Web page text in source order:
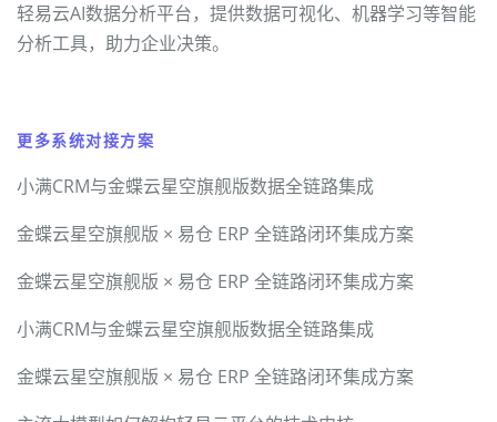
轻易云AI数据分析平台，提供数据可视化、机器学习等智能
分析工具，助力企业决策。
更多系统对接方案
小满CRM与金蝶云星空旗舰版数据全链路集成
金蝶云星空旗舰版 × 易仓 ERP 全链路闭环集成方案
金蝶云星空旗舰版 × 易仓 ERP 全链路闭环集成方案
小满CRM与金蝶云星空旗舰版数据全链路集成
金蝶云星空旗舰版 × 易仓 ERP 全链路闭环集成方案